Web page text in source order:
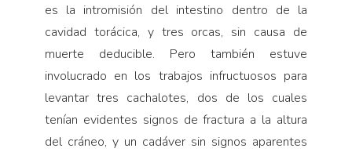
es la intromisión del intestino dentro de la
cavidad torácica, y tres orcas, sin causa de
muerte deducible. Pero también estuve
involucrado en los trabajos infructuosos para
levantar tres cachalotes, dos de los cuales
tenían evidentes signos de fractura a la altura
del cráneo, y un cadáver sin signos aparentes